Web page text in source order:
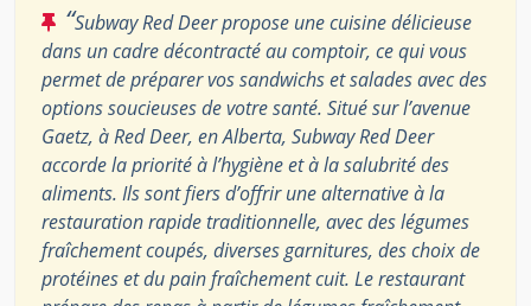
“Subway Red Deer propose une cuisine délicieuse
dans un cadre décontracté au comptoir, ce qui vous
permet de préparer vos sandwichs et salades avec des
options soucieuses de votre santé. Situé sur l’avenue
Gaetz, à Red Deer, en Alberta, Subway Red Deer
accorde la priorité à l’hygiène et à la salubrité des
aliments. Ils sont fiers d’offrir une alternative à la
restauration rapide traditionnelle, avec des légumes
fraîchement coupés, diverses garnitures, des choix de
protéines et du pain fraîchement cuit. Le restaurant